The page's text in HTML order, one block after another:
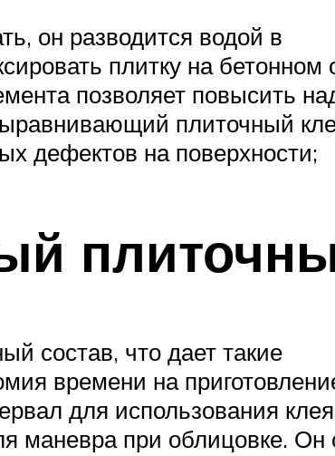
он разводится водой в
плитку на
позволяет повысить
плиточный
дефектов на поверхности;
состав, что дает такие
времени на
для использования
маневра при облицовке. Он